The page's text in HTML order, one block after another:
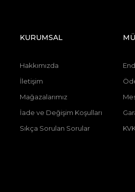
KURUMSAL
Hakkımızda
İletişim
Mağazalarımız
İade ve Değişim Koşulları
Sıkça Sorulan Sorular